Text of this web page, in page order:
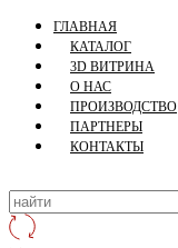
ГЛАВНАЯ
КАТАЛОГ
3D ВИТРИНА
О НАС
ПРОИЗВОДСТВО
ПАРТНЕРЫ
КОНТАКТЫ